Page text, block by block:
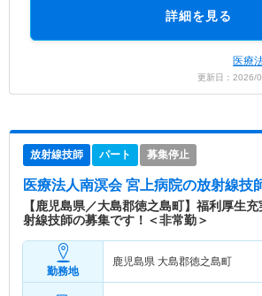
詳細を見る
医療
更新日：
放射線技師 パート 募集停止
医療法人南溟会 宮上病院の放射線技
【鹿児島県／大島郡徳之島町】福利厚生
射線技師の募集です！＜非常勤＞
勤務地
鹿児島県 大島郡徳之島町